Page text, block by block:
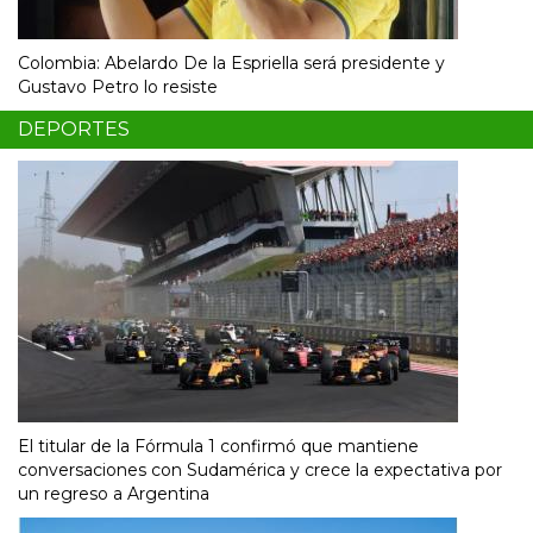
Colombia: Abelardo De la Espriella será presidente y
Gustavo Petro lo resiste
DEPORTES
El titular de la Fórmula 1 confirmó que mantiene
conversaciones con Sudamérica y crece la expectativa por
un regreso a Argentina